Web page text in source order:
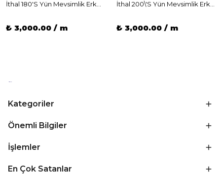
₺ 3,000.00 / m ₺ 3,000.00 / m
Kategoriler
Önemli Bilgiler
İşlemler
En Çok Satanlar